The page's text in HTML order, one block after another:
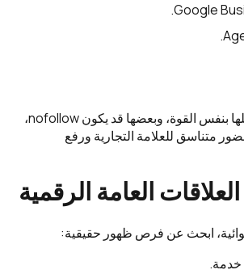
Google
هذه الروابط ليست كلها بنفس القوة، وبعضها قد يكون nofollow،
متناسق للعلامة التجارية ورفع
ابحث عن فرص ظهور حقيقية:
خدمة.